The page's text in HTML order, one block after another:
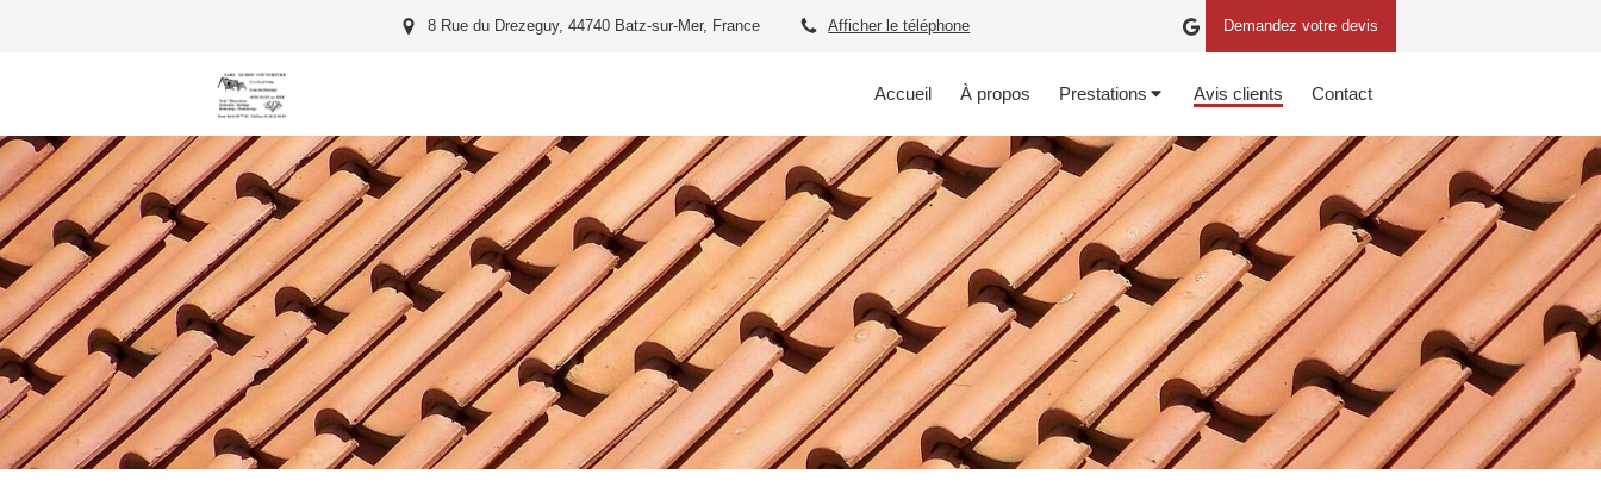
8 Rue du Drezeguy, 44740 Batz-sur-Mer, France Afficher le téléphone Demandez votre devis
Accueil À propos Prestations Avis clients Contact